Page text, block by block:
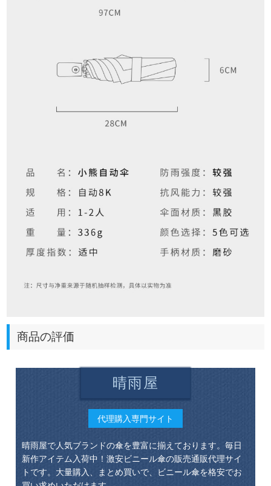
商品の評価
晴雨屋
代理購入専門サイト
晴雨屋で人気ブランドの傘を豊富に揃えております。毎日
新作アイテム入荷中！激安ビニール傘の販売通販代理サイ
トです。大量購入、まとめ買いで、ビニール傘を格安でお